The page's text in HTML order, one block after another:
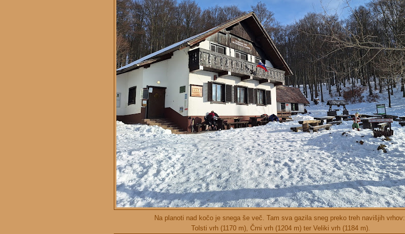
Na planoti nad kočo je snega še več. Tam sva gazila sneg preko treh navišjih vrhov:
Tolsti vrh (1170 m), Črni vrh (1204 m) ter Veliki vrh (1184 m).